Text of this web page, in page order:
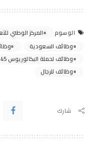
الوسوم المركز الوطني
وظائف السعودية
وظائف لحملة البكالوريوس 1445
وظائف للرجال
شارك